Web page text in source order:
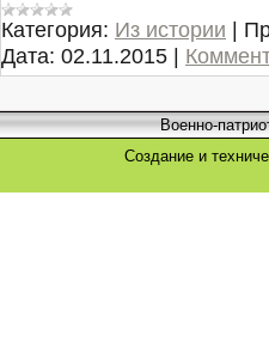
Категория: Из истории |
Дата: 02.11.2015 |
Военно-
Создание и